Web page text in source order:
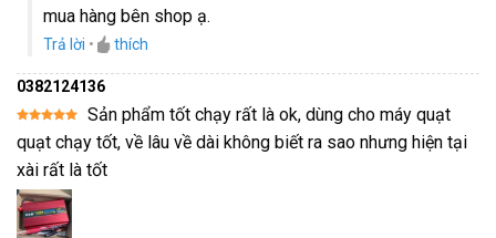
mua hàng bên shop ạ.
Trả lời • thích
0382124136
Được xếp
hạng5 5
Sản phẩm tốt chạy rất là ok, dùng cho máy quạt
quạt chạy tốt, về lâu về dài không biết ra sao nhưng hiện tại
xài rất là tốt